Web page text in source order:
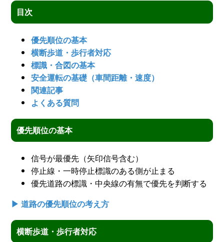
目次
優先順位の基本
横断歩道・歩行者対応
標識・合図の基本
安全運転の基礎（車間距離・速度）
関連記事
よくある質問
優先順位の基本
信号が最優先（矢印信号含む）
停止線・一時停止標識のある側が止まる
優先道路の標識・中央線の有無で優先を判断する
▶ 道路の優先順位の考え方
横断歩道・歩行者対応